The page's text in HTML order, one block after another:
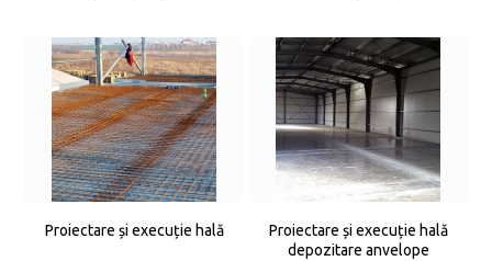
Proiectare și execuție hală
Proiectare și execuție hală
depozitare anvelope